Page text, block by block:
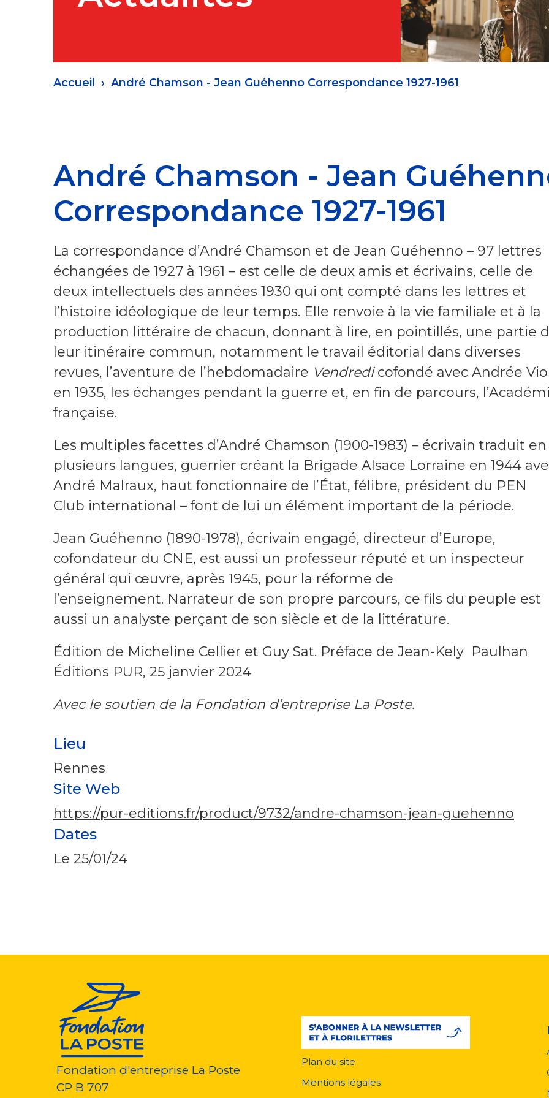
Fil
Accueil André Chamson - Jean Guéhenno Correspondance 1927-1961
André Chamson - Jean
Correspondance 1927-1961
La correspondance d’André Chamson et de Jean Guéhenno – 97 lettres
échangées de 1927 à 1961 – est celle de deux amis et écrivains, celle de
deux intellectuels des années 1930 qui ont compté dans les lettres et
l’histoire idéologique de leur temps. Elle renvoie à la vie familiale et à la
production littéraire de chacun, donnant à lire, en pointillés, une partie
leur itinéraire commun, notamment le travail éditorial dans diverses
revues, l’aventure de l’hebdomadaire Vendredicofondé avec Andrée
en 1935, les échanges pendant la guerre et, en fin de parcours,
française.
Les multiples facettes d’André Chamson (1900-1983) – écrivain traduit en
plusieurs langues, guerrier créant la Brigade Alsace Lorraine en 1944
André Malraux, haut fonctionnaire de l’État, félibre, président du PEN
Club international – font de lui un élément important de la période.
Jean Guéhenno (1890-1978), écrivain engagé, directeur d’Europe,
cofondateur du CNE, est aussi un professeur réputé et un inspecteur
général qui œuvre, après 1945, pour la réforme de
l’enseignement. Narrateur de son propre parcours, ce fils du peuple est
aussi un analyste perçant de son siècle et de la littérature.
Édition de Micheline Cellier et Guy Sat. Préface de Jean-Kely Paulhan
Éditions PUR, 25 janvier 2024
Avec le soutien de la Fondation d’entreprise La Poste.
Lieu
Rennes
Site Web
https://pur-editions.fr/product/9732/andre-chamson-jean-guehenno
Dates
Le 25/01/24
Fondation d'entreprise La Poste
CP B 707
pied
Plan du site
Mentions légales